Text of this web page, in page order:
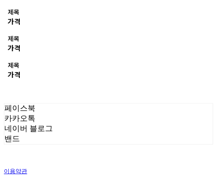
제목
가격
제목
가격
제목
가격
페이스북
카카오톡
네이버 블로그
밴드
이용약관